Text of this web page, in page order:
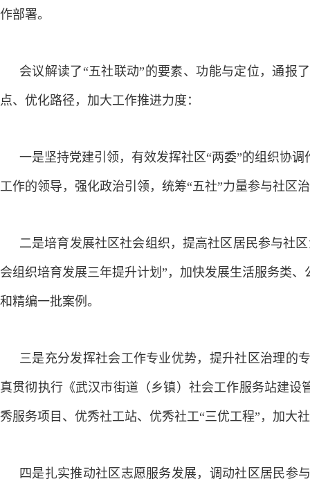
作部署。
会议解读了“五社联动”的要素、功能与定位，通报
点、优化路径，加大工作推进力度：
一是坚持党建引领，有效发挥社区“两委”的组织协
工作的领导，强化政治引领，统筹“五社”力量参与社区
二是培育发展社区社会组织，提高社区居民参与社
会组织培育发展三年提升计划”，加快发展生活服务类
和精编一批案例。
三是充分发挥社会工作专业优势，提升社区治理的
真贯彻执行《武汉市街道（乡镇）社会工作服务站建
秀服务项目、优秀社工站、优秀社工“三优工程”，加大
四是扎实推动社区志愿服务发展，调动社区居民参